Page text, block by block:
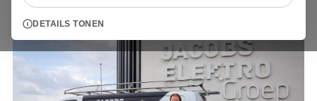
DETAILS TONEN